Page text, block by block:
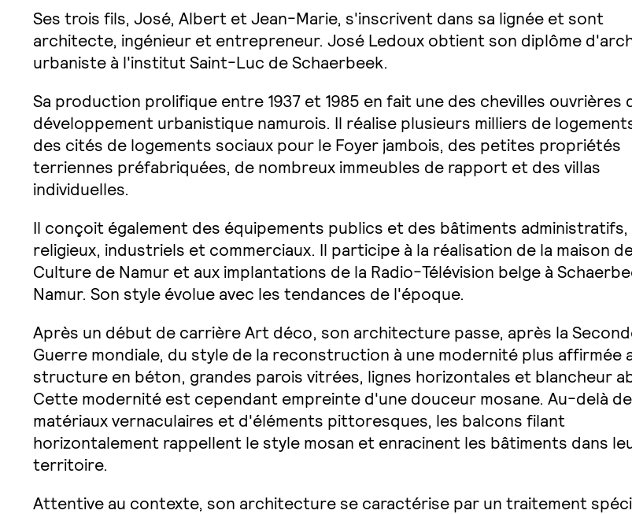
Ses trois fils, José, Albert et Jean-Marie, s'inscrivent dans sa lignée et sont
architecte, ingénieur et entrepreneur. José Ledoux obtient son diplôme
urbaniste à l'institut Saint-Luc de Schaerbeek.
Sa production prolifique entre 1937 et 1985 en fait une des chevilles ouvrières
développement urbanistique namurois. Il réalise plusieurs milliers de
des cités de logements sociaux pour le Foyer jambois, des petites propriétés
terriennes préfabriquées, de nombreux immeubles de rapport et des villas
individuelles.
Il conçoit également des équipements publics et des bâtiments administratifs,
religieux, industriels et commerciaux. Il participe à la réalisation de la maison
Culture de Namur et aux implantations de la Radio-Télévision belge à
Namur. Son style évolue avec les tendances de l'époque.
Après un début de carrière Art déco, son architecture passe, après la
Guerre mondiale, du style de la reconstruction à une modernité plus affirmée
structure en béton, grandes parois vitrées, lignes horizontales et blancheur
Cette modernité est cependant empreinte d'une douceur mosane. Au-delà de
matériaux vernaculaires et d'éléments pittoresques, les balcons filant
horizontalement rappellent le style mosan et enracinent les bâtiments dans
territoire.
Attentive au contexte, son architecture se caractérise par un traitement